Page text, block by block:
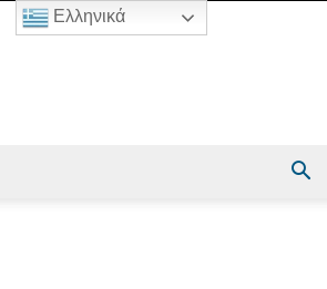
Ελληνικά